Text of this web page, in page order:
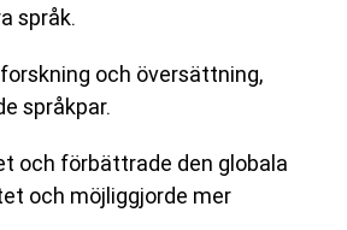
språk.
och översättning,
språkpar.
och förbättrade den globala
och möjliggjorde mer